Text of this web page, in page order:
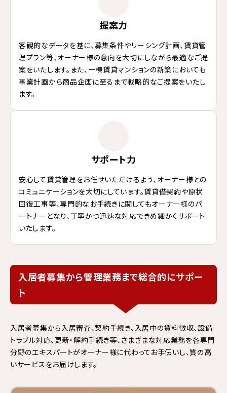
提案力
客観的なデータを基に、募集条件やリーシング計画、賃貸管
理プラン等、オーナー様の意向を大切にしながら最適なご提
案をいたします。また、一棟賃貸マンションの新築においても
事業計画から商品企画に至るまで戦略的なご提案をいたし
ます。
サポート力
安心して賃貸管理をお任せいただけるよう、オーナー様との
コミュニケーションを大切にしています。賃貸借契約や原状
回復工事等、専門的なお手続きに関してもオーナー様のパ
ートナーとなり、丁寧かつ迅速な対応できめ細かくサポート
いたします。
入居者募集から管理業務まで総合的にサポー
ト
入居者募集から入居審査、契約手続き、入居中の賃料徴収、設備
トラブル対応、更新・解約手続き等、さまざまな対応業務を各専門
分野のエキスパートがオーナー様に代わってお手伝いし、質の高
いサービスをお届けします。